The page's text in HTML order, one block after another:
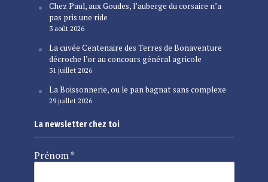
Chez Paul, aux Goudes, l’auberge du corsaire n’a
pas pris une ride
3 août 2026
La cuvée Centenaire des Terres de Bonaventure
décroche l’or au concours général agricole
31 juillet 2026
La Boissonnerie, ou le pan bagnat sans complexe
29 juillet 2026
La newsletter chez toi
Prénom*